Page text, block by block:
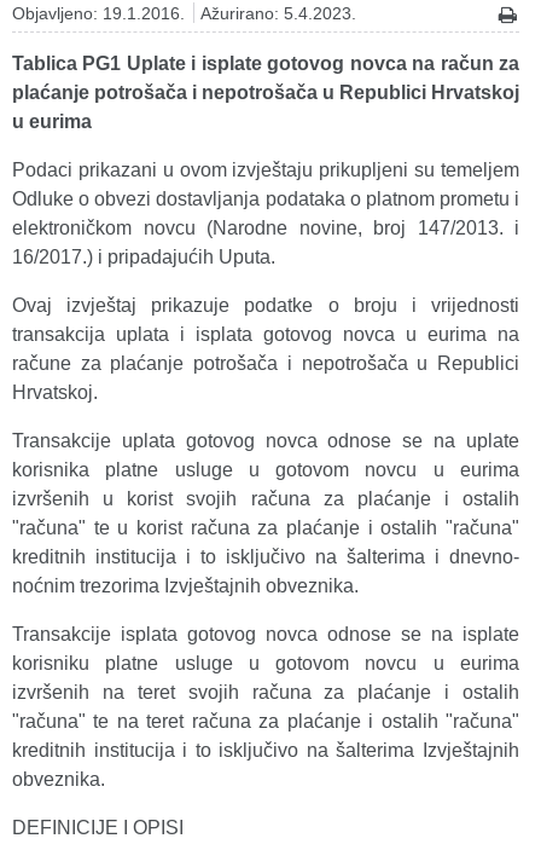
Objavljeno: 19.1.2016. Ažurirano: 5.4.2023.
Tablica PG1 Uplate i isplate gotovog novca na račun za
plaćanje potrošača i nepotrošača u Republici Hrvatskoj
u eurima
Podaci prikazani u ovom izvještaju prikupljeni su temeljem
Odluke o obvezi dostavljanja podataka o platnom prometu i
elektroničkom novcu (Narodne novine, broj 147/2013. i
16/2017.) i pripadajućih Uputa.
Ovaj izvještaj prikazuje podatke o broju i vrijednosti
transakcija uplata i isplata gotovog novca u eurima na
račune za plaćanje potrošača i nepotrošača u Republici
Hrvatskoj.
Transakcije uplata gotovog novca odnose se na uplate
korisnika platne usluge u gotovom novcu u eurima
izvršenih u korist svojih računa za plaćanje i ostalih
"računa" te u korist računa za plaćanje i ostalih "računa"
kreditnih institucija i to isključivo na šalterima i dnevno-
noćnim trezorima Izvještajnih obveznika.
Transakcije isplata gotovog novca odnose se na isplate
korisniku platne usluge u gotovom novcu u eurima
izvršenih na teret svojih računa za plaćanje i ostalih
"računa" te na teret računa za plaćanje i ostalih "računa"
kreditnih institucija i to isključivo na šalterima Izvještajnih
obveznika.
DEFINICIJE I OPISI